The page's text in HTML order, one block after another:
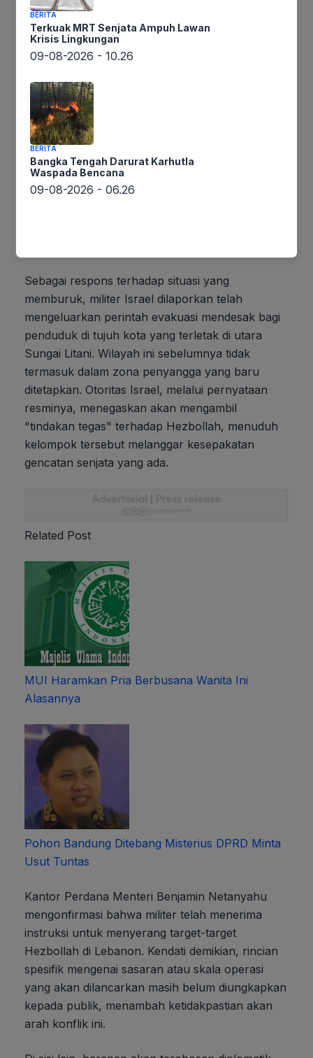
serangan lintas perbatasan yang tak henti-
hentinya. Ini mengindikasikan rapuhnya
kesepakatan damai yang telah dicapai dan
potensi kegagalan total.
Sebagai respons terhadap situasi yang
memburuk, militer Israel dilaporkan telah
mengeluarkan perintah evakuasi mendesak bagi
penduduk di tujuh kota yang terletak di utara
Sungai Litani. Wilayah ini sebelumnya tidak
termasuk dalam zona penyangga yang baru
ditetapkan. Otoritas Israel, melalui pernyataan
resminya, menegaskan akan mengambil
"tindakan tegas" terhadap Hezbollah, menuduh
kelompok tersebut melanggar kesepakatan
gencatan senjata yang ada.
Related Post
MUI Haramkan Pria Berbusana Wanita Ini
Alasannya
Pohon Bandung Ditebang Misterius DPRD Minta
Usut Tuntas
Kantor Perdana Menteri Benjamin Netanyahu
mengonfirmasi bahwa militer telah menerima
instruksi untuk menyerang target-target
Hezbollah di Lebanon. Kendati demikian, rincian
spesifik mengenai sasaran atau skala operasi
yang akan dilancarkan masih belum diungkapkan
kepada publik, menambah ketidakpastian akan
arah konflik ini.
BERITA
Terkuak MRT Senjata Ampuh Lawan
Krisis Lingkungan
09-08-2026 - 10.26
BERITA
Bangka Tengah Darurat Karhutla
Waspada Bencana
09-08-2026 - 06.26